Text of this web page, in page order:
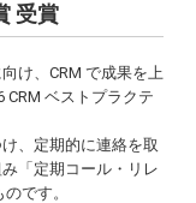
受賞
け、CRM で成果を上
ベストプラクテ
、定期的に連絡を取
「定期コール・リレ
です。